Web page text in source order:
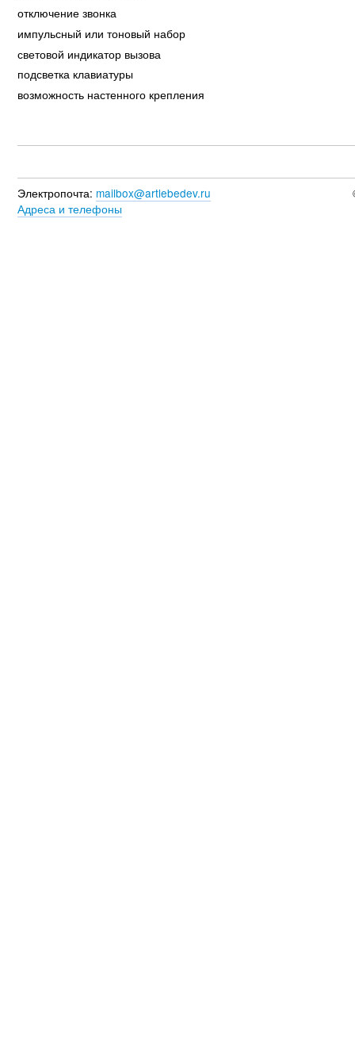
отключение звонка
импульсный или тоновый набор
световой индикатор вызова
подсветка клавиатуры
возможность настенного крепления
Электропочта: mailbox@artlebedev.ru
Адреса и телефоны